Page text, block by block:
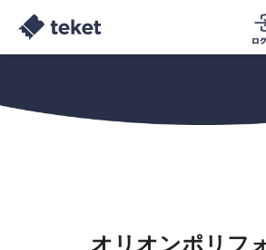
オリオンポリフ